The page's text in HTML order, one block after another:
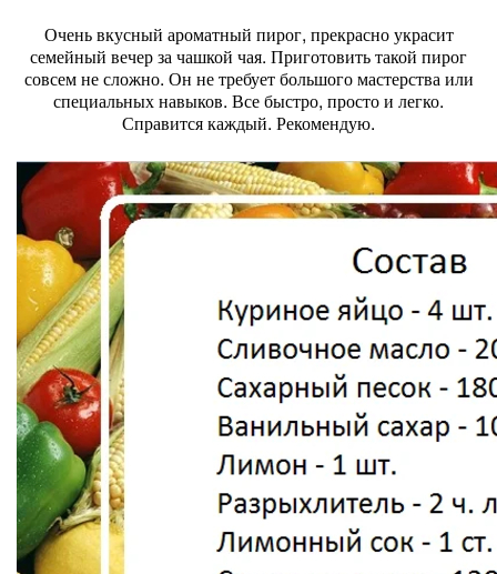
Очень вкусный ароматный пирог, прекрасно украсит
семейный вечер за чашкой чая. Приготовить такой пирог
совсем не сложно. Он не требует большого мастерства или
специальных навыков. Все быстро, просто и легко.
Справится каждый. Рекомендую.